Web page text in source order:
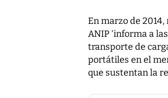
En marzo de
ANIP ‘informa a
transporte de
portátiles en el
que sustentan la